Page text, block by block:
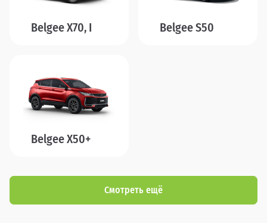
Belgee X70, I Belgee S50
Belgee X50+
Смотреть ещё